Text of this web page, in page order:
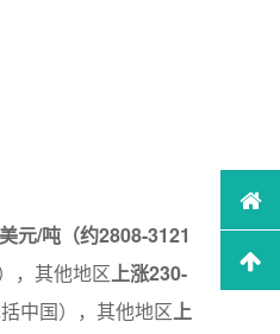
元/吨（约2808-3121
，其他地区上涨230-
中国），其他地区上